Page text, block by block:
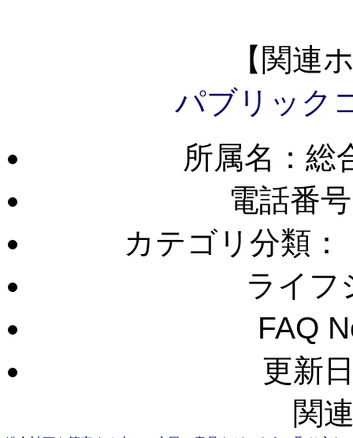
【関連
パブリック
所属名：総
電話番
カテゴリ分類
ライフ
FAQ
更新
関